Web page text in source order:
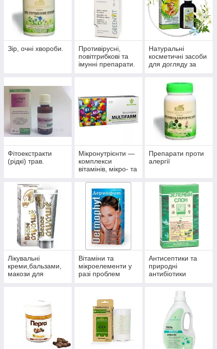
Зір, очні хвороби.
Противірусні,
повітгрибкові та
імунні препарати.
Натуральні
косметичні засоби
для догляду за
Фітоекстракти
(рідкі) трав.
Мікронутрієнти —
комплекси
вітамінів, мікро- та
Препарати проти
алергії
Лікувальні
креми,бальзами,
макози для
Вітаміни та
мікроелементи у
разі проблем
Антисептики та
природні
антибіотики